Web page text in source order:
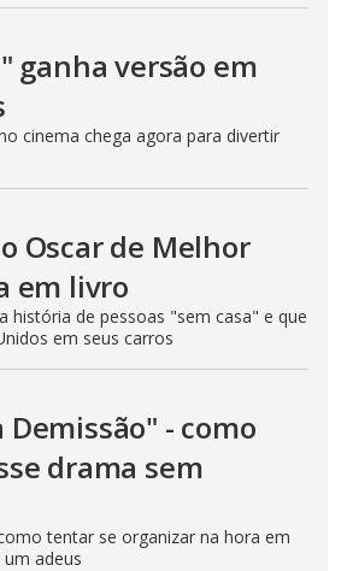
ganha versão em
cinema chega agora para divertir
Oscar de Melhor
em livro
história de pessoas "sem casa" e que
em seus carros
- como
drama sem
tentar se organizar na hora em
adeus